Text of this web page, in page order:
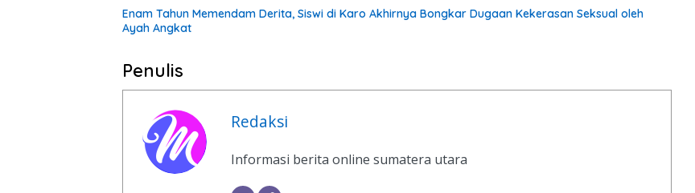
Enam Tahun Memendam Derita, Siswi di Karo Akhirnya Bongkar Dugaan Kekerasan Seksual oleh
Ayah Angkat
Penulis
Redaksi
Informasi berita online sumatera utara